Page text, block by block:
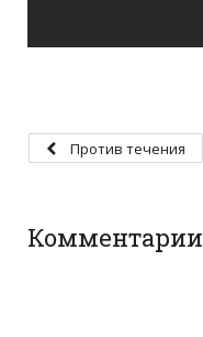
Против течения
Комментарии